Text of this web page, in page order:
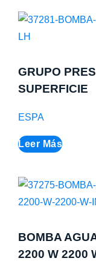
GRUPO
SUPERFICIE
ESPA
Leer Más
BOMBA
2200 W 2200